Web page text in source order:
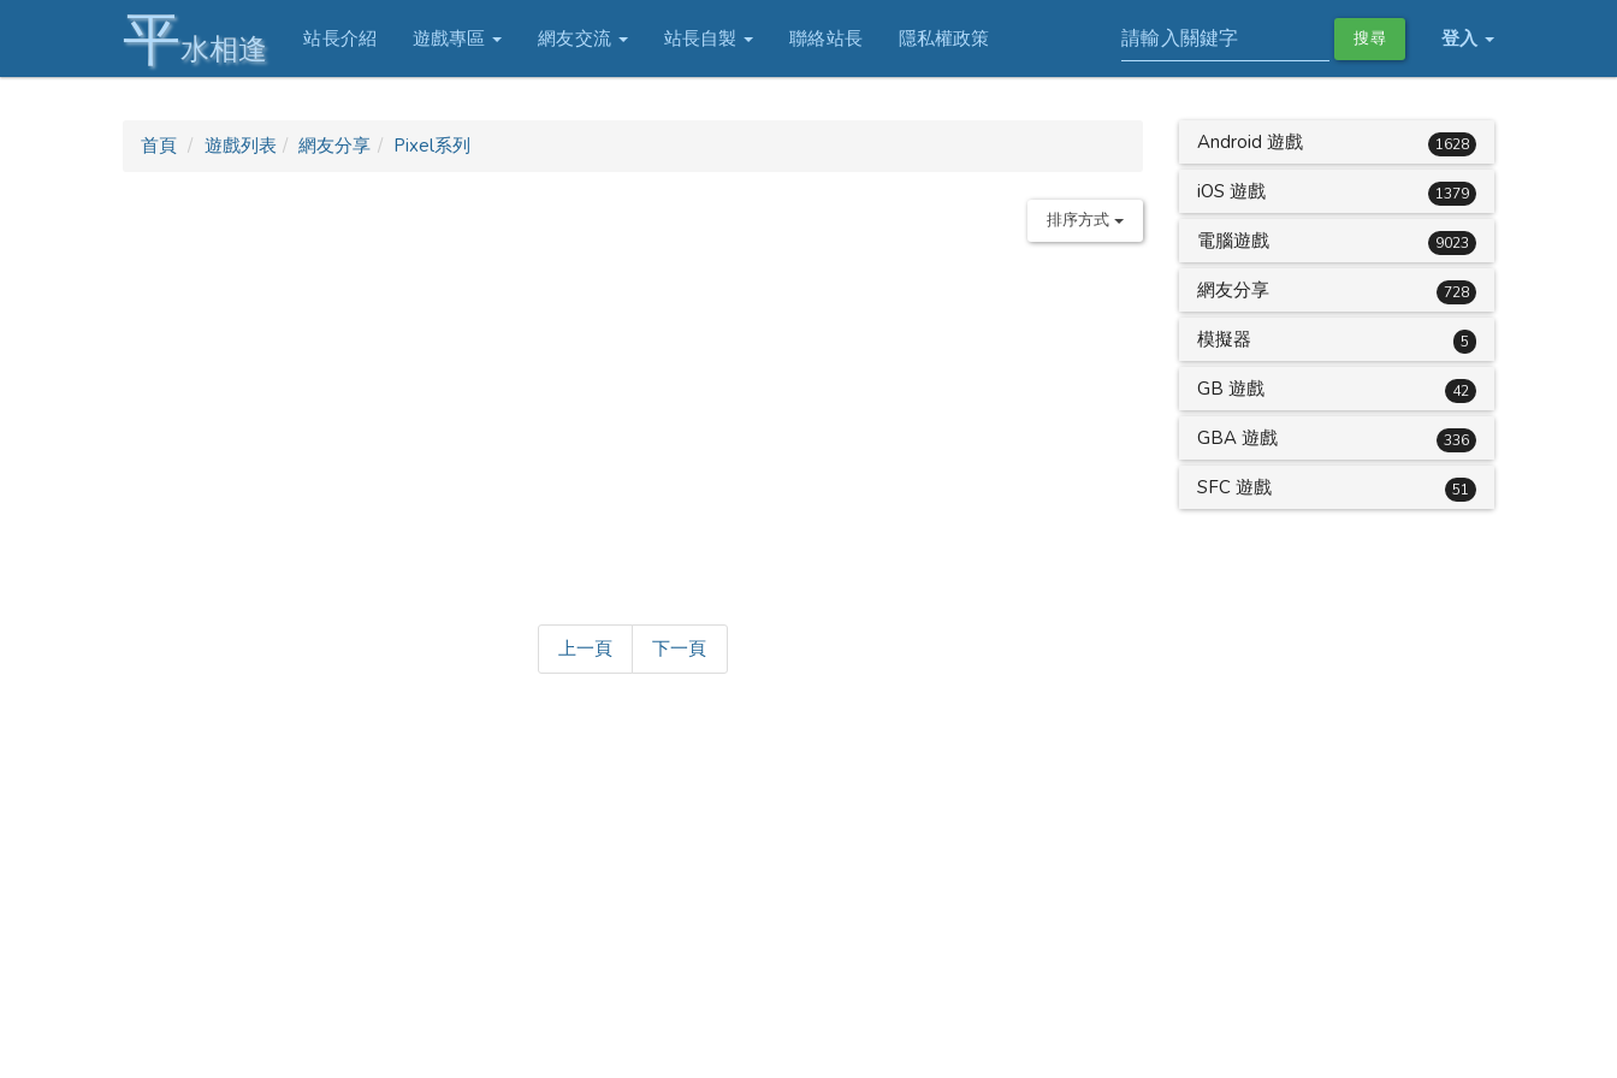
平水相逢 站長介紹 遊戲專區 網友交流 站長自製 聯絡站長 隱私權政策 登入
搜尋
首頁 遊戲列表 網友分享 Pixel系列
排序方式
上一頁 下一頁
Android 遊戲 1628
iOS 遊戲 1379
電腦遊戲 9023
網友分享 728
模擬器 5
GB 遊戲 42
GBA 遊戲 336
SFC 遊戲 51